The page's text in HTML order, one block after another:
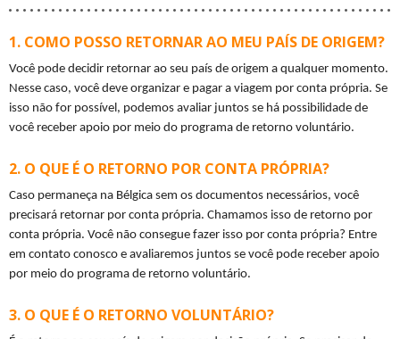
COMO POSSO RETORNAR AO MEU PAÍS DE ORIGEM?
Você pode decidir retornar ao seu país de origem a qualquer momento.
Nesse caso, você deve organizar e pagar a viagem por conta própria. Se
isso não for possível, podemos avaliar juntos se há possibilidade de
você receber apoio por meio do programa de retorno voluntário.
O QUE É O RETORNO POR CONTA PRÓPRIA?
Caso permaneça na Bélgica sem os documentos necessários, você
precisará retornar por conta própria. Chamamos isso de retorno por
conta própria. Você não consegue fazer isso por conta própria? Entre
em contato conosco e avaliaremos juntos se você pode receber apoio
por meio do programa de retorno voluntário.
O QUE É O RETORNO VOLUNTÁRIO?